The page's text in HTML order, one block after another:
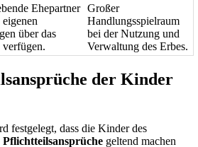
Ehepartner
über das
verfügen.
Großer
Handlungsspielraum
bei der Nutzung und
Verwaltung des Erbes.
der Kinder
festgelegt, dass die Kinder des
Pflichtteilsansprüche geltend machen